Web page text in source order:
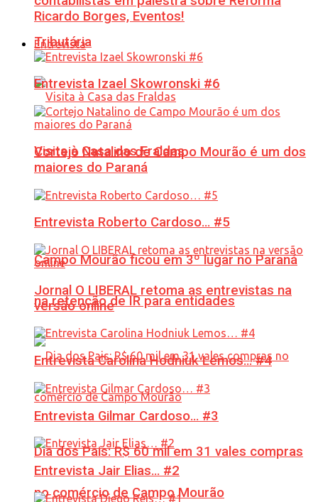
Tributária
Visita à Casa das Fraldas
Campo Mourão ficou em 3º lugar no Paraná
na retenção de IR para entidades
Dia dos Pais: R$ 60 mil em 31 vales compras
no comércio de Campo Mourão
Ricardo Borges, Eventos!
Entrevista
Entrevista Izael Skowronski #6
Cortejo Natalino de Campo Mourão é um dos
maiores do Paraná
Entrevista Roberto Cardoso… #5
Jornal O LIBERAL retoma as entrevistas na
versão online
Entrevista Carolina Hodniuk Lemos… #4
Entrevista Gilmar Cardoso… #3
Entrevista Jair Elias… #2